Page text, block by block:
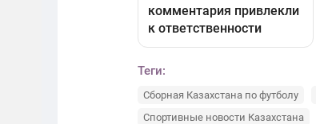
Теги:
Сборная Казахстана по футболу
Спортивные новости Казахстана